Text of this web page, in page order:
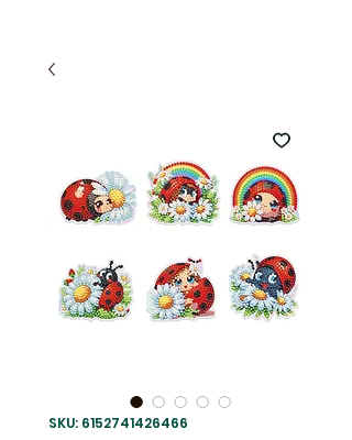
SKU: 6152741426466